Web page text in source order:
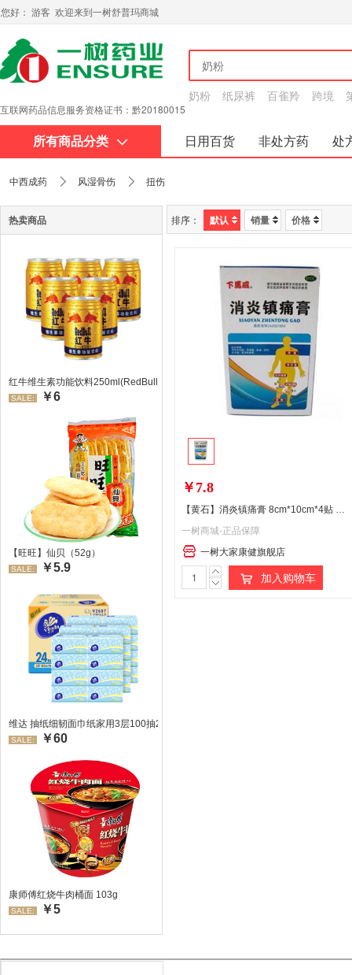
您好： 游客 欢迎来到一树舒普玛商城
互联网药品信息服务资格证书：黔20180015
奶粉 纸尿裤 百雀羚 跨境
所有商品分类 日用百货 非处方药
处
中西成药 风湿骨伤 扭伤
热卖商品
红牛维生素功能饮料250ml(RedBull/红牛)
SALE: ￥6
【旺旺】仙贝（52g）
SALE: ￥5.9
维达 抽纸细韧面巾纸家用3层100抽24包/箱 超值装 偏远地区不发货偏远地区:(含
SALE: ￥60
康师傅红烧牛肉桶面 103g
SALE: ￥5
排序： 默认 销量 价格
￥7.8
【黄石】消炎镇痛膏 8cm*10cm*4贴 风湿痛 关节痛
一树商城-正品保障
一树大家康健旗舰店
加入购物车